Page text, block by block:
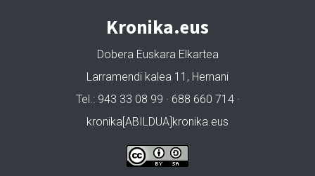
Kronika.eus
Dobera Euskara Elkartea
Larramendi kalea 11, Hernani
Tel.: 943 33 08 99 · 688 660 714 ·
kronika[ABILDUA]kronika.eus